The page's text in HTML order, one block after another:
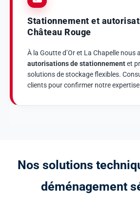
Stationnement et
Château Rouge
À la Goutte d’Or et La Chapelle nous
autorisations de stationnementet
solutions de stockage flexibles.
clients pour confirmer notre
Nos sol utions techniq
déménagement s